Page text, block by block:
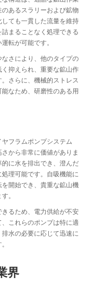
あるスラリーおよび鉱物
ても一貫した流量を維持
まることなく処理できる
転が可能です。
さにより、他のタイプの
抑えられ、重要な鉱山作
さらに、機械的ストレス
なため、研磨性のある用
フラムポンプシステム
から非常に価値がありま
に水を排出でき、澄んだ
理可能です。自吸機能に
開始でき、貴重な鉱山機
。
るため、電力供給が不安
これらのポンプは特に適
水の必要に応じて迅速に
界